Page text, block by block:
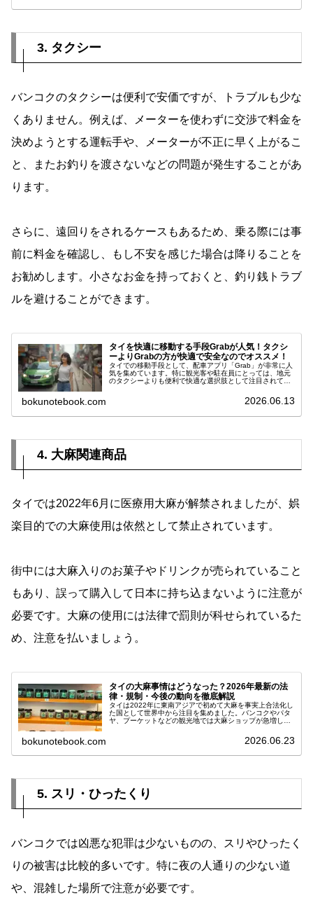
3. タクシー
バンコクのタクシーは便利で安価ですが、トラブルも少な
くありません。例えば、メーターを使わずに交渉で料金を
決めようとする運転手や、メーターが不正に早く上がるこ
と、またお釣りを渡さないなどの問題が発生することがあ
ります。
さらに、遠回りをされるケースもあるため、乗る際には事
前に料金を確認し、もし不安を感じた場合は降りることを
お勧めします。小さなお金を持っておくと、釣り銭トラブ
ルを避けることができます。
タイを快適に移動する手段Grabが人気！タクシ
ーよりGrabの方が快適で安全なのでオススメ！
タイでの移動手段として、配車アプリ「Grab」が非常に人
気を集めています。特に観光客や駐在員にとっては、地元
のタクシーよりも便利で快適な選択肢として注目されてい
bokunotebook.com 2026.06.13
4. 大麻関連商品
タイでは2022年6月に医療用大麻が解禁されましたが、娯
楽目的での大麻使用は依然として禁止されています。
街中には大麻入りのお菓子やドリンクが売られていること
もあり、誤って購入して日本に持ち込まないように注意が
必要です。大麻の使用には法律で罰則が科せられているた
め、注意を払いましょう。
タイの大麻事情はどうなった？2026年最新の法
律・規制・今後の動向を徹底解説
タイは2022年に東南アジアで初めて大麻を事実上合法化し
た国として世界中から注目を集めました。バンコクやパタ
ヤ、プーケットなどの観光地では大麻ショップが急増し、
bokunotebook.com 2026.06.23
5. スリ・ひったくり
バンコクでは凶悪な犯罪は少ないものの、スリやひったく
りの被害は比較的多いです。特に夜の人通りの少ない道
や、混雑した場所で注意が必要です。